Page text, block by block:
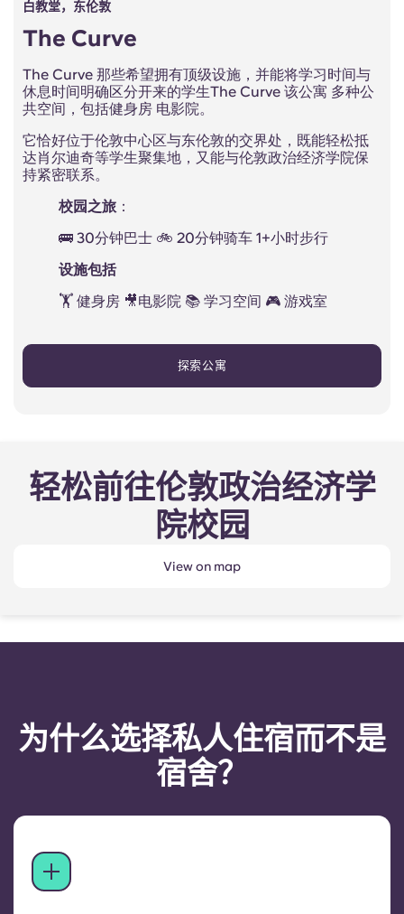
白教堂，东伦敦
The Curve
The Curve 那些希望拥有顶级设施，并能将学习时间与
休息时间明确区分开来的学生The Curve 该公寓 多种公
共空间，包括健身房 电影院。
它恰好位于伦敦中心区与东伦敦的交界处，既能轻松抵
达肖尔迪奇等学生聚集地，又能与伦敦政治经济学院保
持紧密联系。
校园之旅 ：
🚌 30分钟巴士 🚲 20分钟骑车 1+小时步行
设施包括
🏋 健身房 🎥电影院 📚 学习空间 🎮 游戏室
探索公寓
轻松前往伦敦政治经济学
院校园
View on map
为什么选择私人住宿而不是
宿舍？